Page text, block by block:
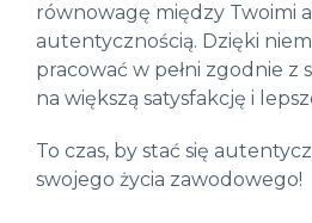
równowagę między Twoimi
autentycznością. Dzięki
pracować w pełni zgodnie z
na większą satysfakcję i
To czas, by stać się
swojego życia zawodowego!